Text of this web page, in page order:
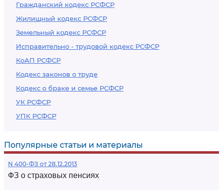
Гражданский кодекс РСФСР
Жилищный кодекс РСФСР
Земельный кодекс РСФСР
Исправительно - трудовой кодекс РСФСР
КоАП РСФСР
Кодекс законов о труде
Кодекс о браке и семье РСФСР
УК РСФСР
УПК РСФСР
Популярные статьи и материалы
N 400-ФЗ от 28.12.2013
ФЗ о страховых пенсиях